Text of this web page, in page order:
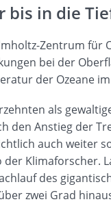
bis in die
Zentrum
bei der
der Ozeane
als
den Anstieg der
auch weiter
Klimaforscher.
des
zwei Grad